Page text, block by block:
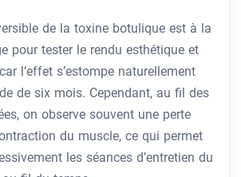
de la toxine botulique est à la
pour tester le rendu esthétique et
l’effet s’estompe naturellement
de six mois. Cependant, au fil des
on observe souvent une perte
du muscle, ce qui permet
les séances d’entretien du